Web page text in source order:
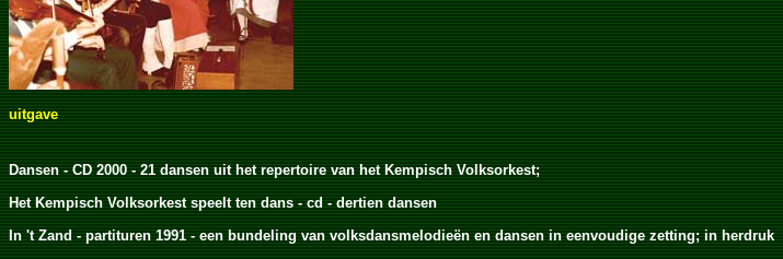
uitgave
Dansen - CD 2000 - 21 dansen uit het repertoire van het Kempisch Volksorkest;
Het Kempisch Volksorkest speelt ten dans - cd - dertien dansen
In 't Zand - partituren 1991 - een bundeling van volksdansmelodieën en dansen in eenvoudige zetting; in herdruk